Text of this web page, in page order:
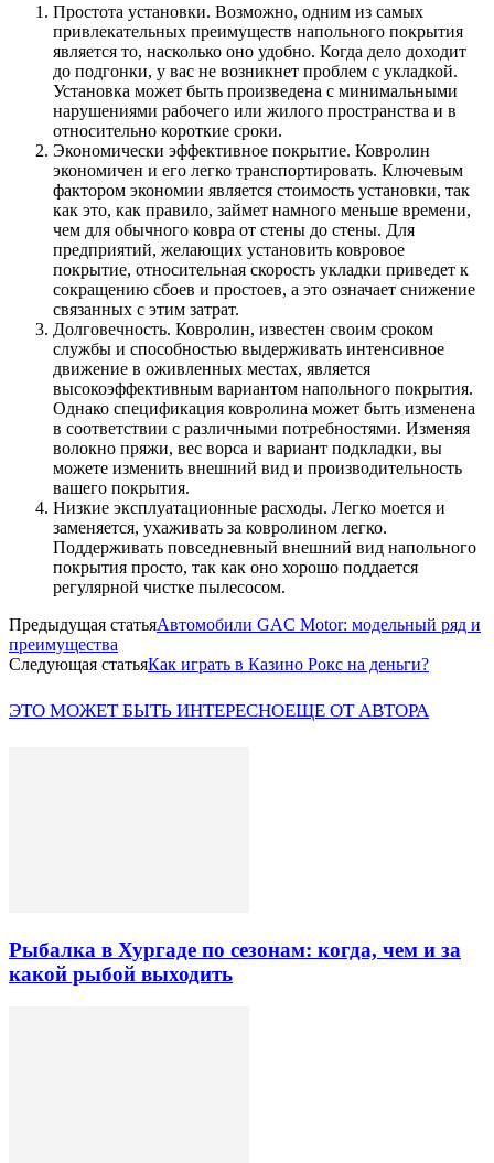
Простота установки. Возможно, одним из самых
привлекательных преимуществ напольного покрытия
является то, насколько оно удобно. Когда дело доходит
до подгонки, у вас не возникнет проблем с укладкой.
Установка может быть произведена с минимальными
нарушениями рабочего или жилого пространства и в
относительно короткие сроки.
Экономически эффективное покрытие. Ковролин
экономичен и его легко транспортировать. Ключевым
фактором экономии является стоимость установки, так
как это, как правило, займет намного меньше времени,
чем для обычного ковра от стены до стены. Для
предприятий, желающих установить ковровое
покрытие, относительная скорость укладки приведет к
сокращению сбоев и простоев, а это означает снижение
связанных с этим затрат.
Долговечность. Ковролин, известен своим сроком
службы и способностью выдерживать интенсивное
движение в оживленных местах, является
высокоэффективным вариантом напольного покрытия.
Однако спецификация ковролина может быть изменена
в соответствии с различными потребностями. Изменяя
волокно пряжи, вес ворса и вариант подкладки, вы
можете изменить внешний вид и производительность
вашего покрытия.
Низкие эксплуатационные расходы. Легко моется и
заменяется, ухаживать за ковролином легко.
Поддерживать повседневный внешний вид напольного
покрытия просто, так как оно хорошо поддается
регулярной чистке пылесосом.
Предыдущая статьяАвтомобили GAC Motor: модельный ряд и
преимущества
Следующая статьяКак играть в Казино Рокс на деньги?
ЭТО МОЖЕТ БЫТЬ ИНТЕРЕСНОЕЩЕ ОТ АВТОРА
Рыбалка в Хургаде по сезонам: когда, чем и за
какой рыбой выходить